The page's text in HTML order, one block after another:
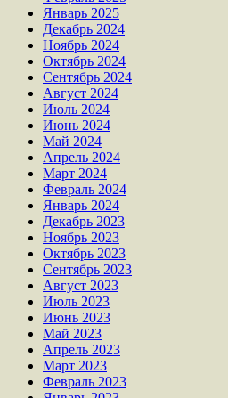
Январь 2025
Декабрь 2024
Ноябрь 2024
Октябрь 2024
Сентябрь 2024
Август 2024
Июль 2024
Июнь 2024
Май 2024
Апрель 2024
Март 2024
Февраль 2024
Январь 2024
Декабрь 2023
Ноябрь 2023
Октябрь 2023
Сентябрь 2023
Август 2023
Июль 2023
Июнь 2023
Май 2023
Апрель 2023
Март 2023
Февраль 2023